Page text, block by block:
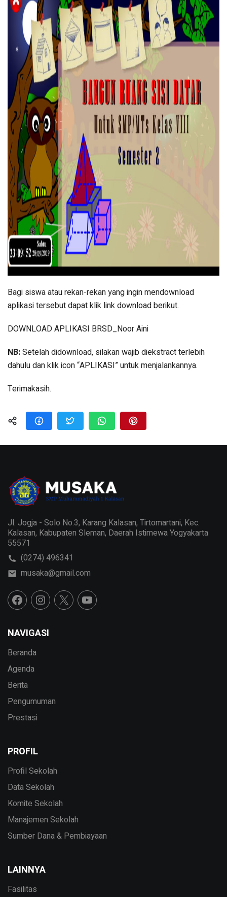
Bagi siswa atau rekan-rekan yang ingin mendownload
aplikasi tersebut dapat klik link download berikut.
DOWNLOAD APLIKASI BRSD_Noor Aini
NB:Setelah didownload, silakan wajib diekstract terlebih
dahulu dan klik icon “APLIKASI” untuk menjalankannya.
Terimakasih.
Jl. Jogja - Solo No.3, Karang Kalasan, Tirtomartani, Kec.
Kalasan, Kabupaten Sleman, Daerah Istimewa Yogyakarta
55571
(0274) 496341
musaka@gmail.com
NAVIGASI
Beranda
Agenda
Berita
Pengumuman
Prestasi
PROFIL
Profil Sekolah
Data Sekolah
Komite Sekolah
Manajemen Sekolah
Sumber Dana & Pembiayaan
LAINNYA
Fasilitas